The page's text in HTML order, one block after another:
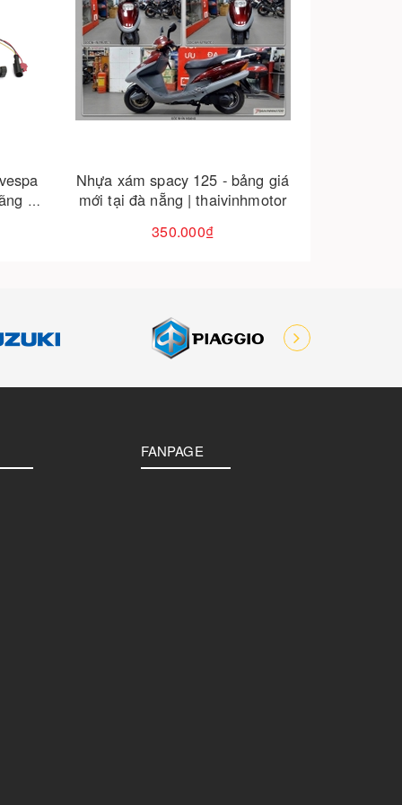
giá
Lốp michelin city grip 2 120/70-15
chính hãng giá tốt đà nẵng |
2.650.000₫
Cho vào giỏ hàng
FANPAGE